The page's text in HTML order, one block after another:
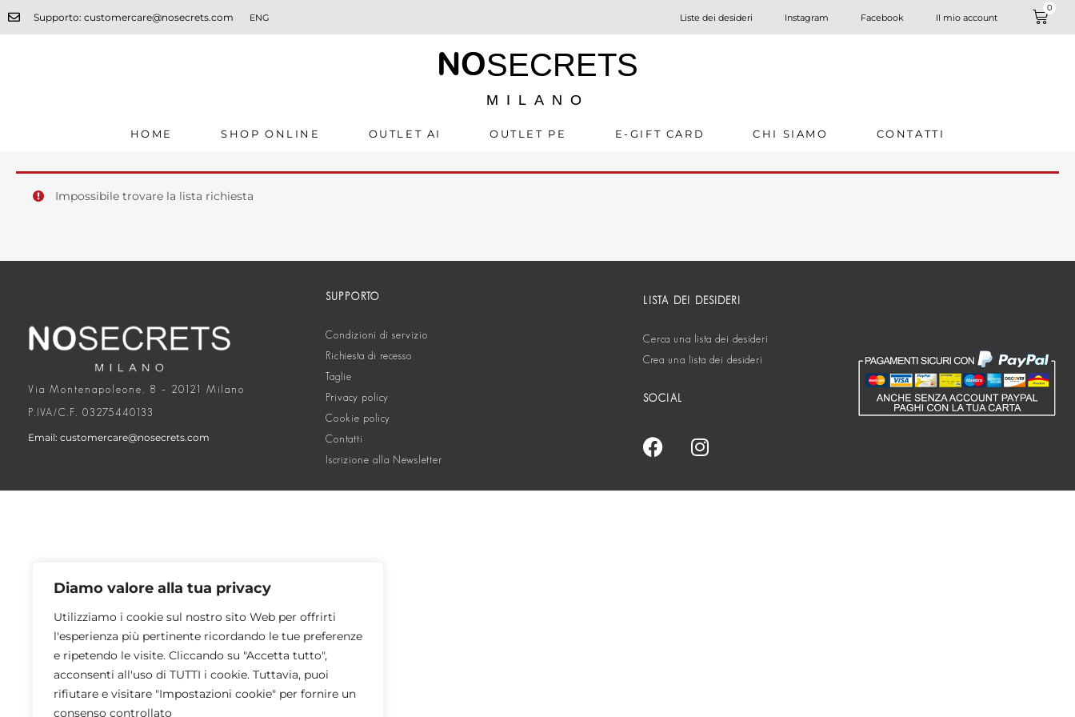
Diamo valore alla tua privacy
Utilizziamo i cookie sul nostro sito Web per offrirti
l'esperienza più pertinente ricordando le tue preferenze
e ripetendo le visite. Cliccando su "Accetta tutto",
acconsenti all'uso di TUTTI i cookie. Tuttavia, puoi
rifiutare e visitare "Impostazioni cookie" per fornire un
consenso controllato
Supporto: customercare@nosecrets.com ENG Liste dei desideri Instagram Facebook Il mio account
0
NOSECRETS
MILANO
HOME SHOP ONLINE OUTLET AI OUTLET PE E-GIFT CARD CHI SIAMO CONTATTI
Impossibile trovare la lista richiesta
Via Montenapoleone, 8 – 20121 Milano
P.IVA/C.F. 03275440133
Email: customercare@nosecrets.com
SUPPORTO
Condizioni di servizio
Richiesta di recesso
Taglie
Privacy policy
Cookie policy
Contatti
Iscrizione alla Newsletter
LISTA DEI DESIDERI
Cerca una lista dei desideri
Crea una lista dei desideri
SOCIAL